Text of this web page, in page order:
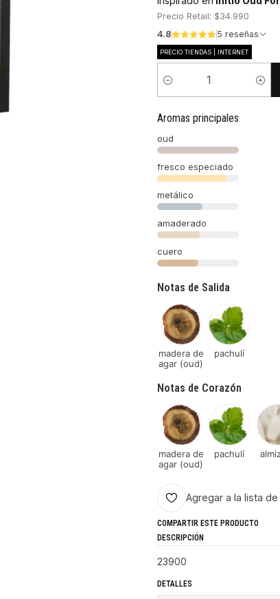
Precio Retail: $34.990
4.8
5 reseñas
PRECIO TIENDAS | INTERNET
Cantidad
Aromas principales
oud
fresco especiado
metálico
amaderado
cuero
Notas de Salida
madera de
agar (oud)
pachulí
Notas de Corazón
madera de
agar (oud)
pachulí
Agregar a la lista
COMPARTIR ESTE PRODUCTO
DESCRIPCIÓN
23900
DETALLES